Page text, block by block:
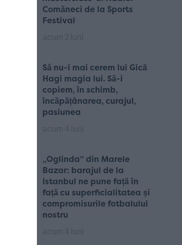
Comăneci de la Sports
Festival
Să nu-i mai cerem lui Gică
Hagi magia lui. Să-i
copiem, în schimb,
încăpățânarea, curajul,
pasiunea
„Oglinda” din Marele
Bazar: barajul de la
Istanbul ne pune față în
față cu superficialitatea și
compromisurile fotbalului
nostru